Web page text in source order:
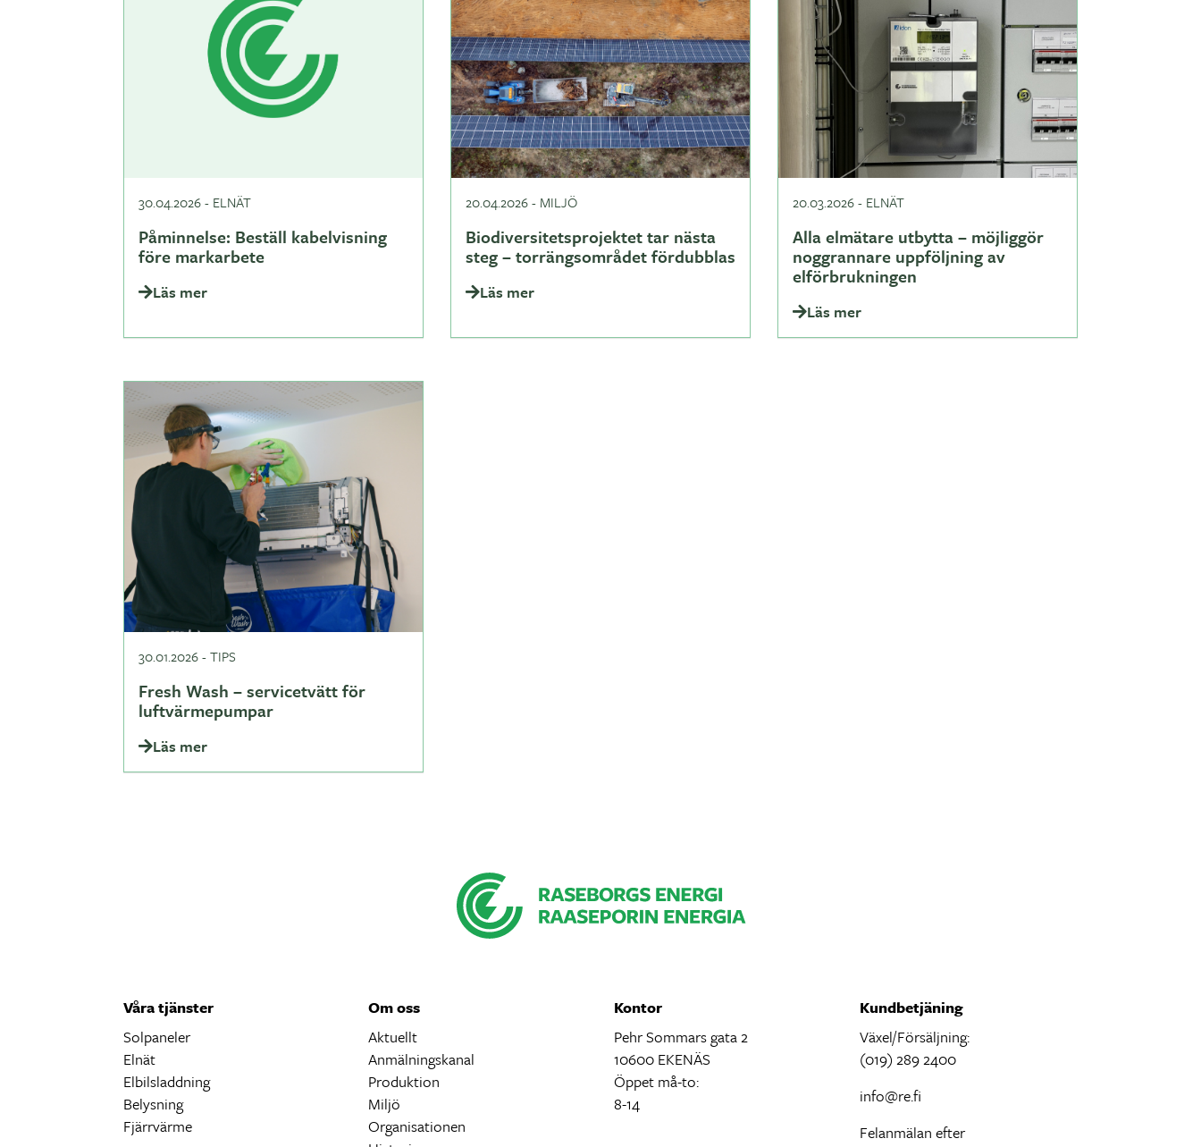
30.04.2026- ELNÄT
Påminnelse: Beställ kabelvisning
före markarbete
Läs mer
20.04.2026- MILJÖ
Biodiversitetsprojektet tar nästa
steg – torrängsområdet fördubblas
Läs mer
20.03.2026- ELNÄT
Alla elmätare utbytta – möjliggör
noggrannare uppföljning av
elförbrukningen
Läs mer
30.01.2026-TIPS
Fresh Wash – servicetvätt för
luftvärmepumpar
Läs mer
Våra tjänster
Solpaneler
Elnät
Elbilsladdning
Belysning
Fjärrvärme
Om oss
Aktuellt
Anmälningskanal
Produktion
Miljö
Organisationen
Kontor
Pehr Sommars gata 2
10600 EKENÄS
Öppet må-to:
8-14
Kundbetjäning
Växel/Försäljning:
(019) 289 2400
info@re.fi
Felanmälan efter